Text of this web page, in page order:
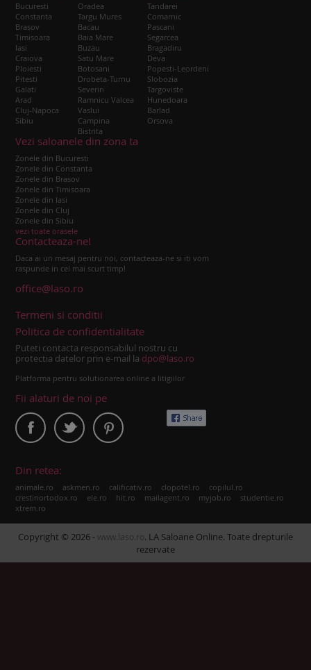
Bucuresti
Constanta
Brasov
Timisoara
Iasi
Craiova
Ploiesti
Pitesti
Galati
Arad
Cluj-Napoca
Sibiu
Oradea
Targu Mures
Bacau
Baia Mare
Buzau
Satu Mare
Botosani
Drobeta-Turnu
Severin
Ramnicu Valcea
Vaslui
Campina
Bistrita
Tandarei
Comarnic
Pascani
Segarcea
Bragadiru
Deva
Popesti-Leordeni
Slobozia
Targoviste
Hunedoara
Barlad
Orsova
Vezi saloanele din zona ta
Zonele din Bucuresti
Zonele din Constanta
Zonele din Brasov
Zonele din Timisoara
Zonele din Iasi
Zonele din Cluj
Zonele din Sibiu
vezi toate orasele
Contacteaza-ne!
Daca ai un mesaj pentru noi, contacteaza-ne si iti vom
raspunde in cel mai scurt timp!
office@laso.ro
Termeni si conditii
Politica de confidentialitate
Puteti contacta responsabilul nostru cu
protectia datelor prin e-mail la dpo@laso.ro
Platforma pentru solutionarea online a litigiilor
Fii alaturi de noi pe
Din retea:
animale.ro askmen.ro calificativ.ro clopotel.ro copilul.ro
crestinortodox.ro ele.ro hit.ro mailagent.ro myjob.ro studentie.ro
xtrem.ro
Copyright © 2026 - www.laso.ro. LA Saloane Online. Toate drepturile
rezervate